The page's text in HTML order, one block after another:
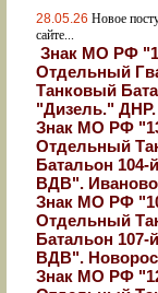
28.05.26 Новое
сайте...
Знак МО РФ
Отдельный
Танковый
"Дизель." ДНР.
Знак МО РФ
Отдельный
Батальон 104-
ВДВ".
Знак МО РФ
Отдельный
Батальон 107-
ВДВ".
Знак МО РФ